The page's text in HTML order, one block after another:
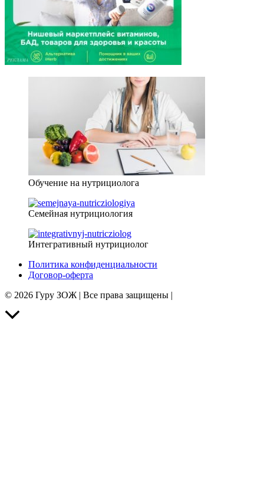
Обучение на нутрициолога
Семейная нутрициология
Интегративный нутрициолог
Политика конфиденциальности
Договор-оферта
© 2026 Гуру ЗОЖ | Все права защищены |